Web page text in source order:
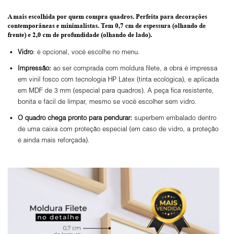
A mais escolhida por quem compra quadros. Perfeita para decorações
contemporâneas e minimalistas. Tem 0,7 cm de espessura (olhando de
frente) e 2,0 cm de profundidade (olhando de lado).
Vidro: é opcional, você escolhe no menu.
Impressão: ao ser comprada com moldura filete, a obra é impressa
em vinil fosco com tecnologia HP Látex (tinta ecológica), e aplicada
em MDF de 3 mm (especial para quadros). A peça fica resistente,
bonita e fácil de limpar, mesmo se você escolher sem vidro.
O quadro chega pronto para pendurar: superbem embalado dentro
de uma caixa com proteção especial (em caso de vidro, a proteção
é ainda mais reforçada).